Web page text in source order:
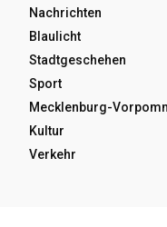
Nachrichten
Blaulicht
Stadtgeschehen
Sport
Mecklenburg-
Kultur
Verkehr